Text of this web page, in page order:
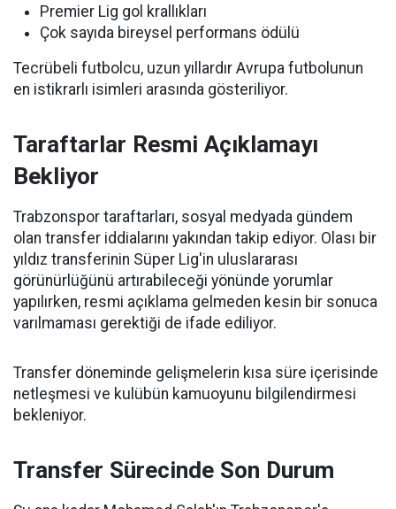
Premier Lig gol krallıkları
Çok sayıda bireysel performans ödülü
Tecrübeli futbolcu, uzun yıllardır Avrupa futbolunun
en istikrarlı isimleri arasında gösteriliyor.
Taraftarlar Resmi Açıklamayı
Bekliyor
Trabzonspor taraftarları, sosyal medyada gündem
olan transfer iddialarını yakından takip ediyor. Olası bir
yıldız transferinin Süper Lig'in uluslararası
görünürlüğünü artırabileceği yönünde yorumlar
yapılırken, resmi açıklama gelmeden kesin bir sonuca
varılmaması gerektiği de ifade ediliyor.
Transfer döneminde gelişmelerin kısa süre içerisinde
netleşmesi ve kulübün kamuoyunu bilgilendirmesi
bekleniyor.
Transfer Sürecinde Son Durum